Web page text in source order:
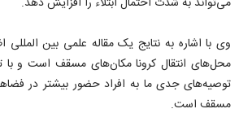
وی با اشاره به نتایج یک مقاله علمی بین المللی
محل‌های انتقال کرونا مکان‌های مسقف است و با
توصیه‌های جدی ما به افراد حضور بیشتر در
مسقف است.